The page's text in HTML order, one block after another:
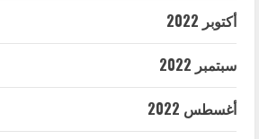
أكتوبر 2022
سبتمبر 2022
أغسطس 2022